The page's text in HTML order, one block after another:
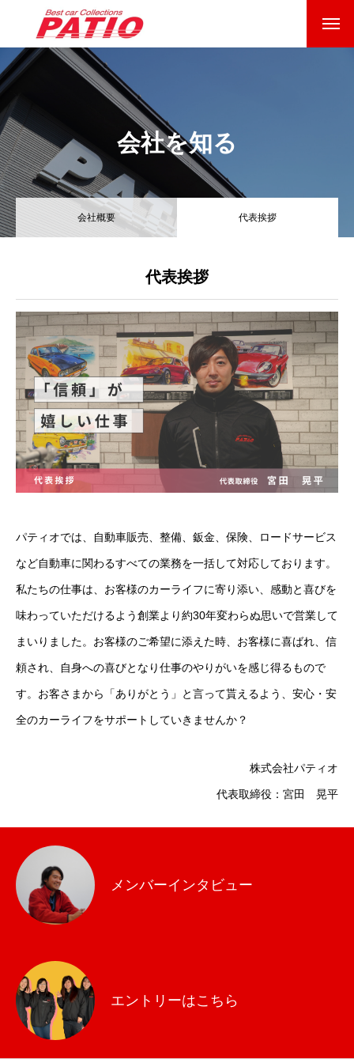
基本を知る
代表挨拶
事業内容
1分で知るパティオ
会社を知る
福利厚生
数字で見るパティオ
研修制度
1日の流れ
キャリアステップ
メディア
地域の魅力-所沢市-
お知らせ
採用情報
求める人物像
会社を知る
会社概要 代表挨拶
代表挨拶
パティオでは、自動車販売、整備、鈑金、保険、ロードサービス
など自動車に関わるすべての業務を一括して対応しております。
私たちの仕事は、お客様のカーライフに寄り添い、感動と喜びを
味わっていただけるよう創業より約30年変わらぬ思いで営業して
まいりました。お客様のご希望に添えた時、お客様に喜ばれ、信
頼され、自身への喜びとなり仕事のやりがいを感じ得るもので
す。お客さまから「ありがとう」と言って貰えるよう、安心・安
全のカーライフをサポートしていきませんか？
株式会社パティオ
代表取締役：宮田 晃平
メンバーインタビュー
エントリーはこちら